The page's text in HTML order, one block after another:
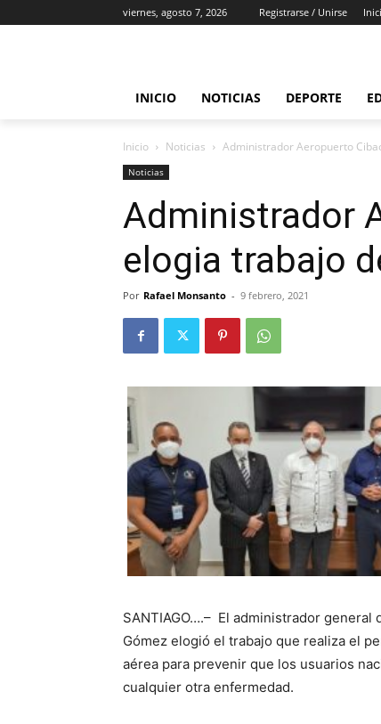
viernes, agosto 7, 2026 Registrarse / Unirse
INICIO NOTICIAS DEPORTE
Inicio Noticias Administrador Aeropuerto
Noticias
Administrador
elogia trabajo
Por Rafael Monsanto - 9 febrero, 2021
SANTIAGO….– El administrador
Gómez elogió el trabajo que realiza el
aérea para prevenir que los usuarios
cualquier otra enfermedad.